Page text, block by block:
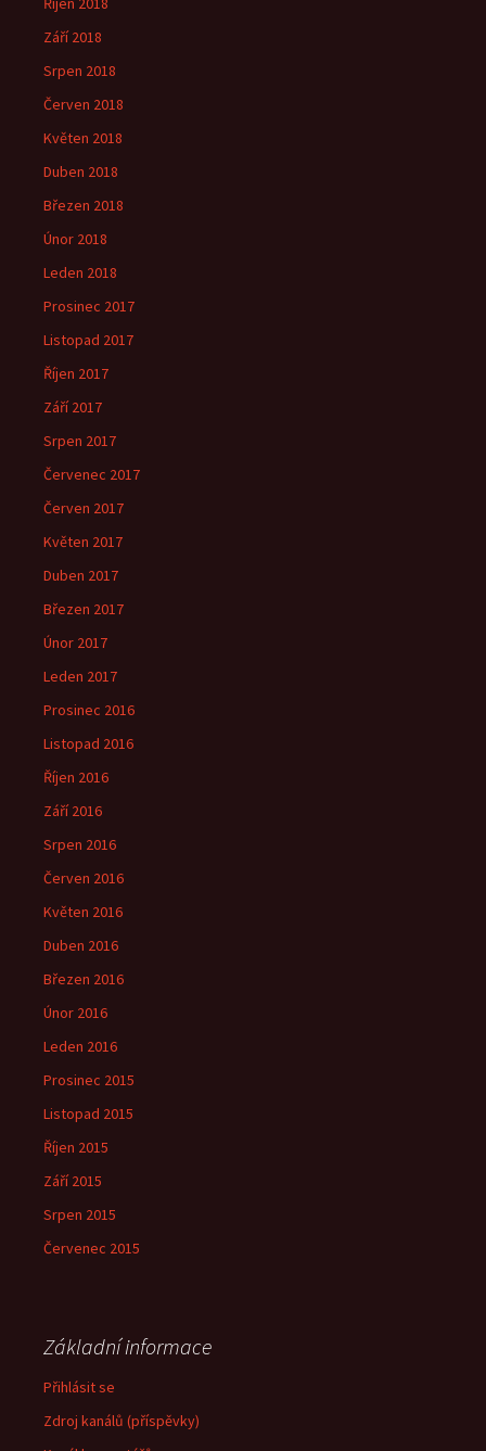
Září 2018
Srpen 2018
Červen 2018
Květen 2018
Duben 2018
Březen 2018
Únor 2018
Leden 2018
Prosinec 2017
Listopad 2017
Říjen 2017
Září 2017
Srpen 2017
Červenec 2017
Červen 2017
Květen 2017
Duben 2017
Březen 2017
Únor 2017
Leden 2017
Prosinec 2016
Listopad 2016
Říjen 2016
Září 2016
Srpen 2016
Červen 2016
Květen 2016
Duben 2016
Březen 2016
Únor 2016
Leden 2016
Prosinec 2015
Listopad 2015
Říjen 2015
Září 2015
Srpen 2015
Červenec 2015
Základní informace
Přihlásit se
Zdroj kanálů (příspěvky)